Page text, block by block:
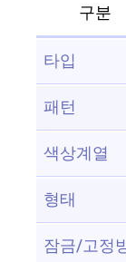
구분
타입
패턴
색상계열
형태
잠금/고정